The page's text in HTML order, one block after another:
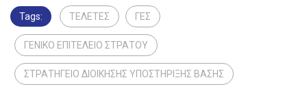
Tags: ΤΕΛΕΤΕΣ ΓΕΣ
ΓΕΝΙΚΟ ΕΠΙΤΕΛΕΙΟ ΣΤΡΑΤΟΥ
ΣΤΡΑΤΗΓΕΙΟ ΔΙΟΙΚΗΣΗΣ ΥΠΟΣΤΗΡΙΞΗΣ ΒΑΣΗΣ